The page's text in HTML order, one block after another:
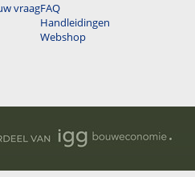
vraagFAQ
Handleidingen
Webshop